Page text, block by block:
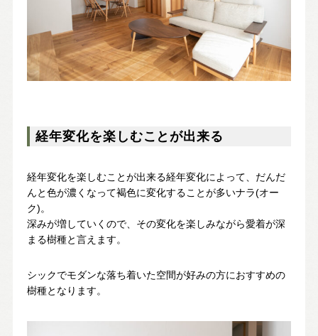
経年変化を楽しむことが出来る
経年変化を楽しむことが出来る経年変化によって、だんだ
んと色が濃くなって褐色に変化することが多いナラ(オー
ク)。
深みが増していくので、その変化を楽しみながら愛着が深
まる樹種と言えます。
シックでモダンな落ち着いた空間が好みの方におすすめの
樹種となります。